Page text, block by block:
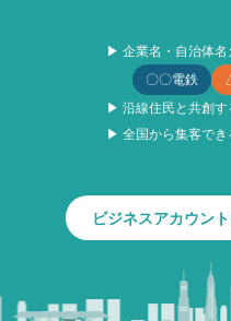
▶ 企業名・自治体名
〇〇電鉄
▶ 沿線住民と共創す
▶ 全国から集客でき
ビジネスアカウン